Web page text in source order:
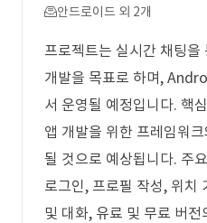
안드로이드 외 2개
프로젝트는 실시간 채팅을
개발을 목표로 하며,
서 운영될 예정입니다. 핵
앱 개발을 위한 프레임워
될 것으로 예상됩니다. 주
로그인, 프로필 작성, 위치
및 대화, 유료 및 무료 버